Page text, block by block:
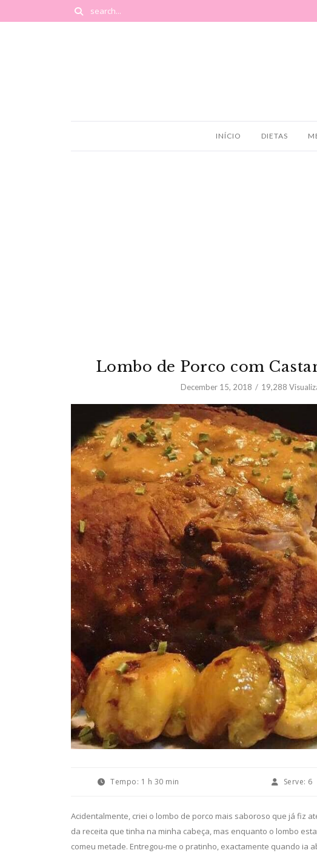
INÍCIO DIETAS
Lombo de Porco com
December 15, 2018 19,288
Tempo: 1 h 30 min Serve: 6
Acidentalmente, criei o lombo de porco mais saboroso que já fiz
da receita que tinha na minha cabeça, mas enquanto o lombo
comeu metade. Entregou-me o pratinho, exactamente quando ia